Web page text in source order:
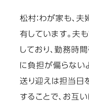
松村：わが家も、
有しています。夫
しており、勤務時
に負担が偏らない
送り迎えは担当日
することで、お互